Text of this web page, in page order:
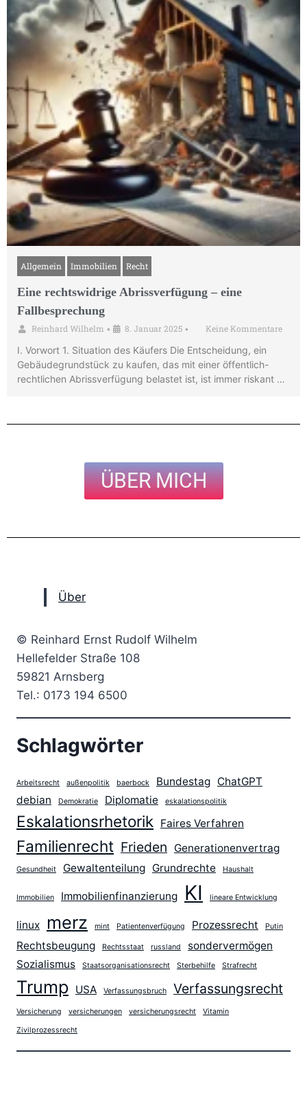
Allgemein Immobilien Recht
Eine rechtswidrige Abrissverfügung – eine
Fallbesprechung
Reinhard Wilhelm • 8. Januar 2025 • Keine Kommentare
I. Vorwort 1. Situation des Käufers Die Entscheidung, ein
Gebäudegrundstück zu kaufen, das mit einer öffentlich-
rechtlichen Abrissverfügung belastet ist, ist immer riskant …
ÜBER MICH
Über
© Reinhard Ernst Rudolf Wilhelm
Hellefelder Straße 108
59821 Arnsberg
Tel.: 0173 194 6500
Schlagwörter
Arbeitsrecht außenpolitik baerbock Bundestag ChatGPT
debian
Demokratie Diplomatie eskalationspolitik
Eskalationsrhetorik Faires Verfahren
Familienrecht Frieden Generationenvertrag
Gesundheit Gewaltenteilung Grundrechte Haushalt
Immobilien Immobilienfinanzierung KI lineare Entwicklung
linux merz mint Patientenverfügung Prozessrecht Putin
Rechtsbeugung Rechtsstaat russland
sondervermögen
Sozialismus
Staatsorganisationsrecht Sterbehilfe Strafrecht
Trump USA Verfassungsbruch Verfassungsrecht
Versicherung versicherungen versicherungsrecht Vitamin
Zivilprozessrecht